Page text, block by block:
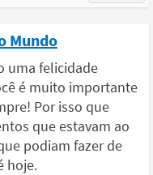
Mundo
uma felicidade
é muito importante
Por isso que
que estavam ao
podiam fazer de
hoje.